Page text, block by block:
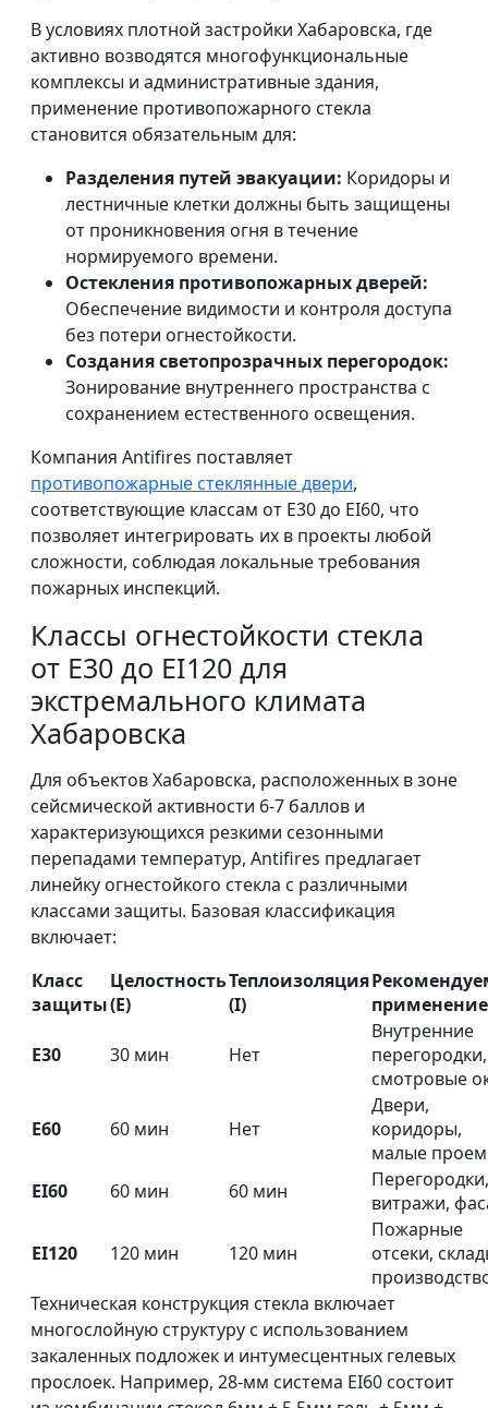
В условиях плотной застройки Хабаровска, где
активно возводятся многофункциональные
комплексы и административные здания,
применение противопожарного стекла
становится обязательным для:
Разделения путей эвакуации: Коридоры и
лестничные клетки должны быть защищены
от проникновения огня в течение
нормируемого времени.
Остекления противопожарных дверей:
Обеспечение видимости и контроля доступа
без потери огнестойкости.
Создания светопрозрачных перегородок:
Зонирование внутреннего пространства с
сохранением естественного освещения.
Компания Antifires поставляет
противопожарные стеклянные двери,
соответствующие классам от E30 до EI60, что
позволяет интегрировать их в проекты любой
сложности, соблюдая локальные требования
пожарных инспекций.
Классы огнестойкости стекла
от E30 до EI120 для
экстремального климата
Хабаровска
Для объектов Хабаровска, расположенных в зоне
сейсмической активности 6-7 баллов и
характеризующихся резкими сезонными
перепадами температур, Antifires предлагает
линейку огнестойкого стекла с различными
классами защиты. Базовая классификация
включает:
Класс
защиты
Целостность
(E)
Теплоизоляция
(I)
применение
E30 30 мин Нет
Внутренние
перегородки,
смотровые
E60 60 мин Нет
Двери,
коридоры,
малые
EI60
60 мин 60 мин
Перегородки,
витражи,
EI120 120 мин 120 мин
Пожарные
отсеки,
Техническая конструкция стекла включает
многослойную структуру с использованием
закаленных подложек и интумесцентных гелевых
прослоек. Например, 28-мм система EI60 состоит